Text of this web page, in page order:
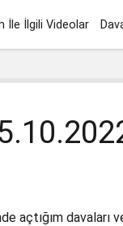
İle İlgili Videolar
açtığım davaları